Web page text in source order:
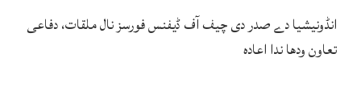
انڈونیشیا دے صدر دی چیف آف ڈیفنس فورسز نال ملقات، دفاعی
تعاون ودھا ندا اعادہ